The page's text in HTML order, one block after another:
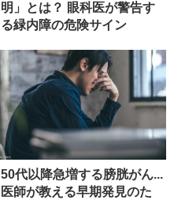
明」とは？ 眼科医が警告す
る緑内障の危険サイン
50代以降急増する膀胱がん...
医師が教える早期発見のた